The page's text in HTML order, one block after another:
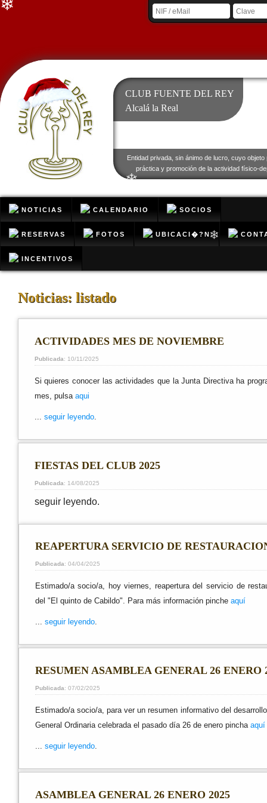
CLUB FUENTE DEL REY
Alcalá la Real
Entidad privada, sin ánimo de lucro, cuyo objeto
práctica y promoción de la actividad físico-
NOTICIAS CALENDARIO SOCIOS
RESERVAS FOTOS UBICACI�?N
INCENTIVOS
Noticias: listado
ACTIVIDADES MES DE NOVIEMBRE
Publicada: 10/11/2025
Si quieres conocer las actividades que la Junta Directiva ha
mes, pulsa aqui
seguir leyendo.
FIESTAS DEL CLUB 2025
Publicada: 14/08/2025
seguir leyendo.
REAPERTURA SERVICIO DE
Publicada: 04/04/2025
Estimado/a socio/a, hoy viernes, reapertura del servicio de
del "El quinto de Cabildo". Para más información pinche aquí
... seguir leyendo.
RESUMEN ASAMBLEA GENERAL 26 ENERO
Publicada: 07/02/2025
Estimado/a socio/a, para ver un resumen informativo del
General Ordinaria celebrada el pasado día 26 de enero pinchaaquí
seguir leyendo.
ASAMBLEA GENERAL 26 ENERO 2025
❄
❄
❄
❄